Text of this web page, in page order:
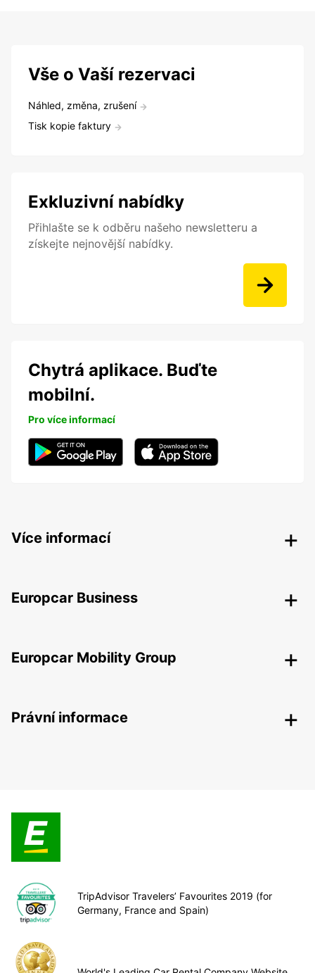
Vše o Vaší rezervaci
Náhled, změna, zrušení
Tisk kopie faktury
Exkluzivní nabídky
Přihlašte se k odběru našeho newsletteru a
získejte nejnovější nabídky.
Chytrá aplikace. Buďte
mobilní.
Pro více informací
Více informací
Europcar Business
Europcar Mobility Group
Právní informace
TripAdvisor Travelers’ Favourites 2019 (for
Germany, France and Spain)